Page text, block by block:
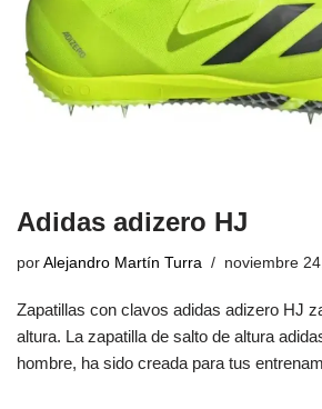
Adidas adizero HJ
por Alejandro Martín Turra noviembre
Zapatillas con clavos adidas adizero HJ
altura. La zapatilla de salto de altura
hombre, ha sido creada para tus